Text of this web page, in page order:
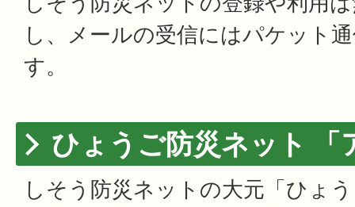
し、メールの受信にはパケット
す。
ひょうご防災ネット 「
しそう防災ネットの大元「ひょ